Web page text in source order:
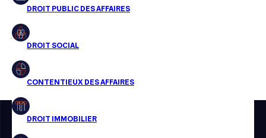
Droit public des affaires
Droit social
Droit immobilier
Restructuring
jour
Aucun résultats pour cette recherche